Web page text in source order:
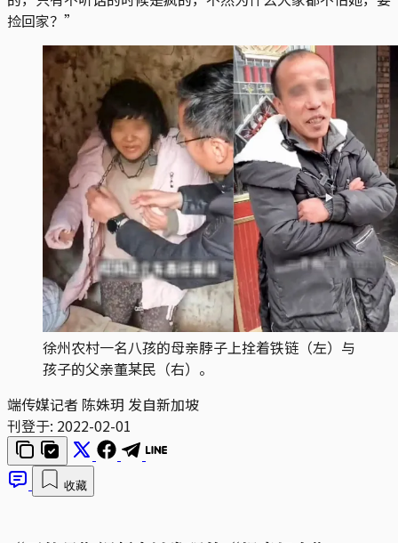
捡回家？”
徐州农村一名八孩的母亲脖子上拴着铁链（左）与
孩子的父亲董某民（右）。
端传媒记者 陈姝玥 发自新加坡
刊登于: 2022-02-01
收藏